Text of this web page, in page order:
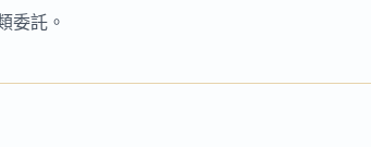
委託。